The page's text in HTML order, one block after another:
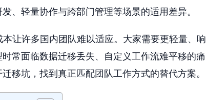
、轻量协作与跨部门管理等场景的适用差异。
让许多国内团队难以适应。大家需要更轻量、响
常面临数据迁移丢失、自定义工作流难平移的痛
移坑，找到真正匹配团队工作方式的替代方案。